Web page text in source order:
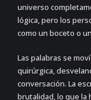
universo
lógica, pero los
como un boceto o
Las palabras se
quirúrgica,
conversación. La
brutalidad, lo que la